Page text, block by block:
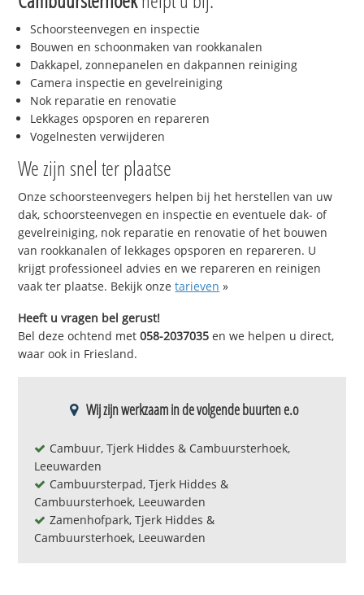
Schoorsteenvegen en inspectie
Bouwen en schoonmaken van rookkanalen
Dakkapel, zonnepanelen en dakpannen reiniging
Camera inspectie en gevelreiniging
Nok reparatie en renovatie
Lekkages opsporen en repareren
Vogelnesten verwijderen
We zijn snel ter plaatse
Onze schoorsteenvegers helpen bij het herstellen van uw
dak, schoorsteenvegen en inspectie en eventuele dak- of
gevelreiniging, nok reparatie en renovatie of het bouwen
van rookkanalen of lekkages opsporen en repareren. U
krijgt professioneel advies en we repareren en reinigen
vaak ter plaatse. Bekijk onzetarieven »
Heeft u vragen bel gerust!
Bel deze ochtend met058-2037035 en we helpen u direct,
waar ook in Friesland.
Wij zijn werkzaam in de volgende buurten e.o
Cambuur, Tjerk Hiddes & Cambuursterhoek,
Leeuwarden
Cambuursterpad, Tjerk Hiddes &
Cambuursterhoek, Leeuwarden
Zamenhofpark, Tjerk Hiddes &
Cambuursterhoek, Leeuwarden